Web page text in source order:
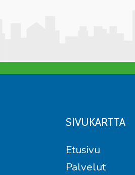
SIVUKARTTA
Etusivu
Palvelut